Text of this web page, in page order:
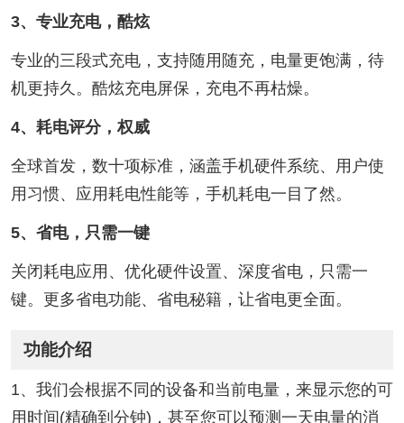
3、专业充电，酷炫
专业的三段式充电，支持随用随充，电量更饱满，待
机更持久。酷炫充电屏保，充电不再枯燥。
4、耗电评分，权威
全球首发，数十项标准，涵盖手机硬件系统、用户使
用习惯、应用耗电性能等，手机耗电一目了然。
5、省电，只需一键
关闭耗电应用、优化硬件设置、深度省电，只需一
键。更多省电功能、省电秘籍，让省电更全面。
功能介绍
1、我们会根据不同的设备和当前电量，来显示您的可
用时间(精确到分钟)，甚至您可以预测一天电量的消